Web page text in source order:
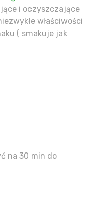
i oczyszczające
właściwości
( smakuje jak
na 30 min do